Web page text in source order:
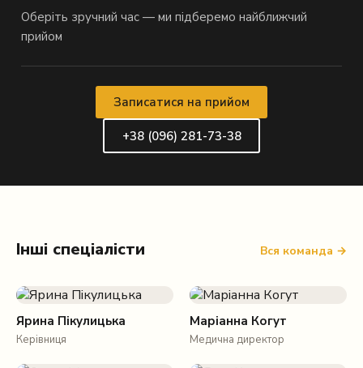
Оберіть зручний час — ми підберемо найближчий
прийом
Записатися на прийом
+38 (096) 281-73-38
Інші спеціалісти Вся команда →
Ярина Пікулицька
Керівниця
Маріанна Когут
Медична директор